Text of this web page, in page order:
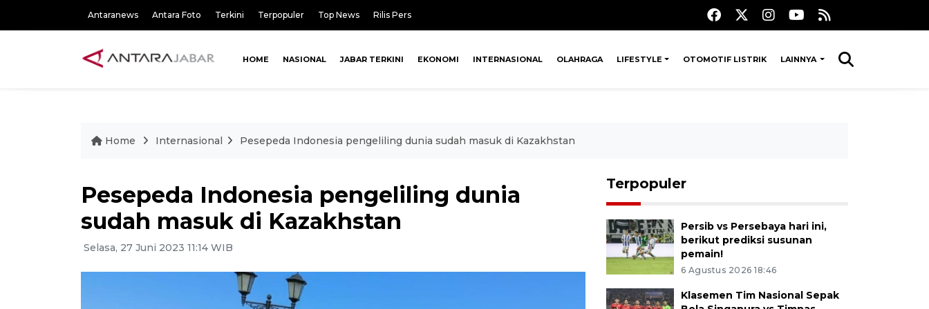
Antaranews Antara Foto Terkini Terpopuler Top News Rilis Pers
HOME NASIONAL JABAR TERKINI EKONOMI INTERNASIONAL OLAHRAGA LIFESTYLE OTOMOTIF LISTRIK LAINNYA
Home Internasional Pesepeda Indonesia pengeliling dunia sudah masuk di Kazakhstan
Pesepeda Indonesia pengeliling dunia
sudah masuk di Kazakhstan
Selasa, 27 Juni 2023 11:14 WIB
Terpopuler
Persib vs Persebaya hari ini,
berikut prediksi susunan
pemain!
6 Agustus 2026 18:46
Klasemen Tim Nasional Sepak